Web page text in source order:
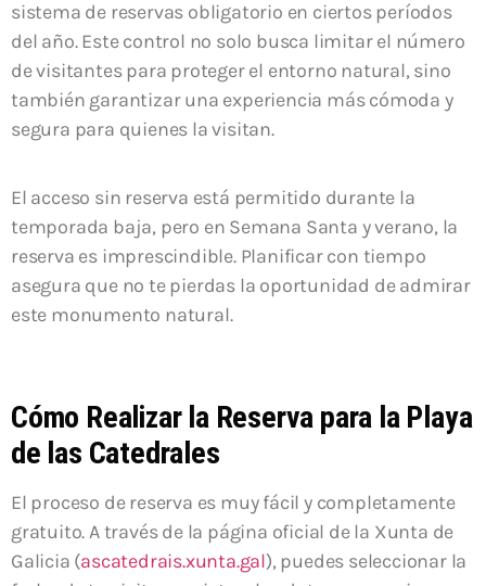
sistema de reservas obligatorio en ciertos períodos
del año. Este control no solo busca limitar el número
de visitantes para proteger el entorno natural, sino
también garantizar una experiencia más cómoda y
segura para quienes la visitan.
El acceso sin reserva está permitido durante la
temporada baja, pero en Semana Santa y verano, la
reserva es imprescindible. Planificar con tiempo
asegura que no te pierdas la oportunidad de admirar
este monumento natural.
Cómo Realizar la Reserva para la Playa
de las Catedrales
El proceso de reserva es muy fácil y completamente
gratuito. A través de la página oficial de la Xunta de
Galicia (ascatedrais.xunta.gal), puedes seleccionar la